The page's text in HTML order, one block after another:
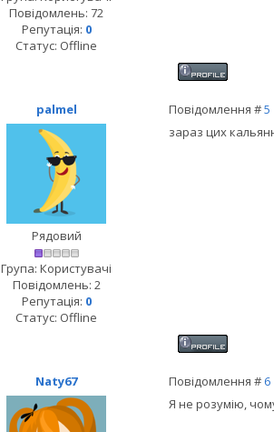
Повідомлень: 72
Репутація: 0
Статус: Offline
palmel Повідомлення #5
Рядовий
Група: Користувачі
Повідомлень: 2
Репутація: 0
Статус: Offline
зараз цих
Naty67 Повідомлення # 6
Я не розумію,